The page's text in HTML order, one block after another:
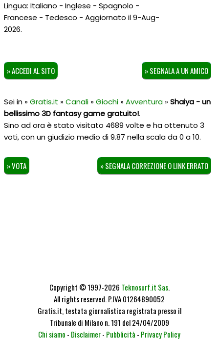
Lingua: Italiano - Inglese - Spagnolo -
Francese - Tedesco - Aggiornato il 9-Aug-
2026.
» ACCEDI AL SITO » SEGNALA A UN AMICO
Sei in »Gratis.it »Canali»Giochi»Avventura»Shaiya - un
bellissimo 3D fantasy game gratuito!.
Sino ad ora è stato visitato 4689 volte e ha ottenuto 3
voti, con un giudizio medio di9.87 nella scala da0 a10.
» VOTA » SEGNALA CORREZIONE O LINK ERRATO
Copyright © 1997-2026 Teknosurf.it Sas.
All rights reserved. P.IVA 01264890052
Gratis.it, testata giornalistica registrata presso il
Tribunale di Milano n. 191 del 24/04/2009
Chi siamo - Disclaimer- Pubblicità - Privacy Policy